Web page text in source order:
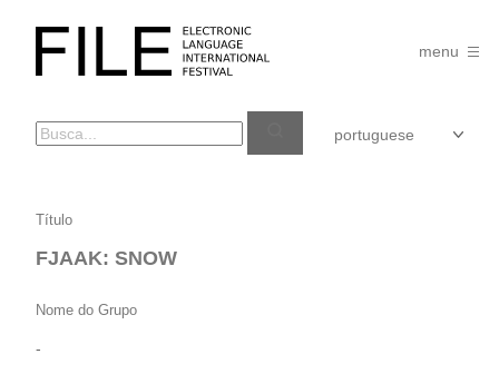
FILE
FESTIVAL
menu
FJAAK:
SNOW
Título
FJAAK: SNOW
Nome do Grupo
-